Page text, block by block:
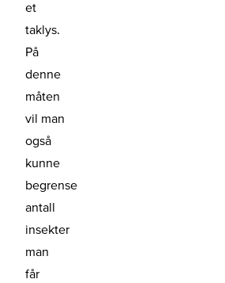
et
taklys.
På
denne
måten
vil man
også
kunne
begrense
antall
insekter
man
får